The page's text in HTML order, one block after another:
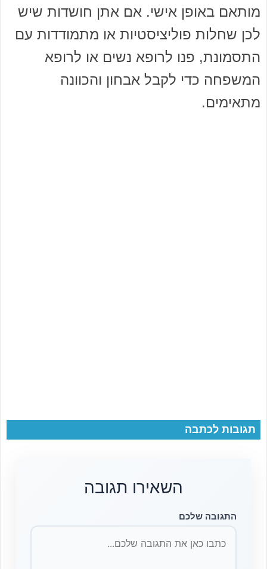
מותאם באופן אישי. אם אתן חושדות שיש
לכן שחלות פוליציסטיות או מתמודדות עם
התסמונת, פנו לרופא נשים או לרופא
המשפחה כדי לקבל אבחון והכוונה
מתאימים.
תגובות לכתבה
השאירו תגובה
התגובה שלכם